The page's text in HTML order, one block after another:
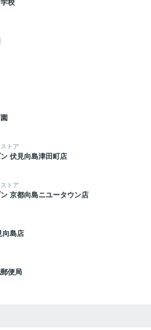
校
トア
伏見向島津田町店
トア
京都向島ニユータウン店
向島店
便局